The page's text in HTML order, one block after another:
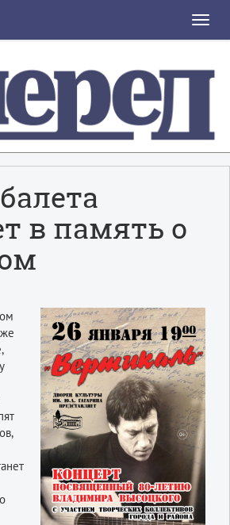
Toggle
в память о